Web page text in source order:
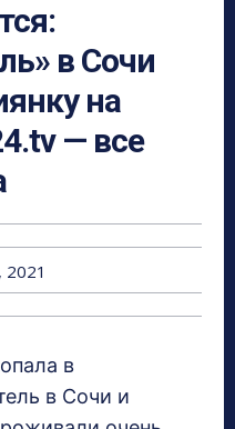
в Сочи
на
— все
2021
в
в Сочи и